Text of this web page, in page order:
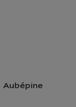
Aubépine